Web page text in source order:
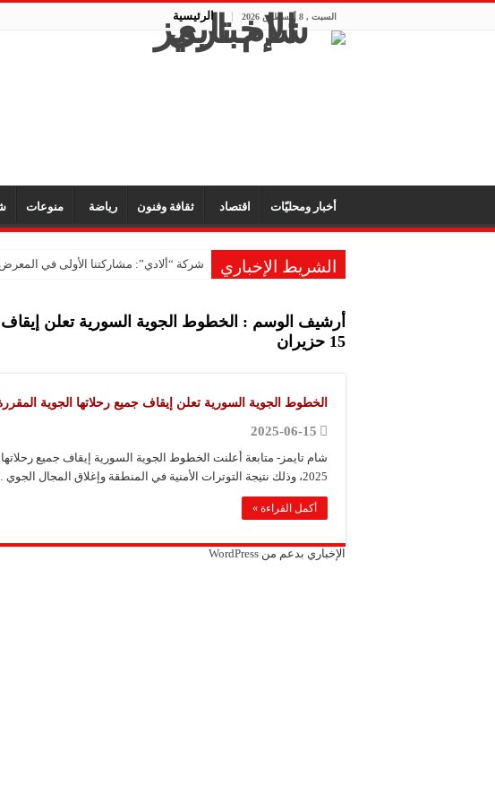
السبت , 8 أغسطس 2026 الرئيسية
أخبار ومحليّات اقتصاد ثقافة وفنون رياضة منوعات
الشريط الإخباري شركة “ألادي”: مشاركتنا الأولى في
مشروع “رونق مهنا”: المعارض فرصة
مجموعة “عمر الطيب القابضة”: المعرض
شركة “قمم الجودة للمعدات الصناعية”:
أرشيف الوسم : الخطوط الجوية السورية تعلن إيقاف
15 حزيران
الخطوط الجوية السورية تعلن إيقاف جميع رحلاتها الجوية المقررة الأحد
2025-06-15
2025، وذلك نتيجة التوترات الأمنية في المنطقة وإغلاق المجال الجوي …
أكمل القراءة »
الإخباري بدعم من WordPress